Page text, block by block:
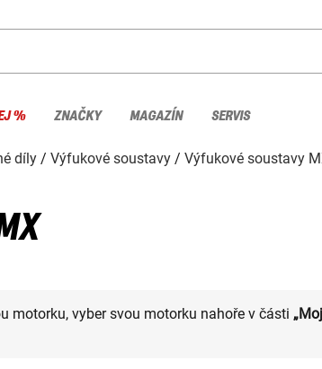
% ZNAČKY MAGAZÍN SERVIS
díly Výfukové soustavy Výfukové soustavy
motorku, vyber svou motorku nahoře v části